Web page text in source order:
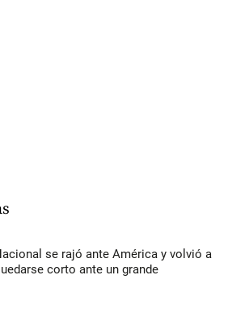
se rajó ante América y volvió a
corto ante un grande